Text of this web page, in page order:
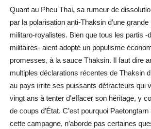
Quant au Pheu Thai, sa rumeur de
par la polarisation anti-Thaksin d’une grande
militaro-royalistes. Bien que tous les partis -
militaires- aient adopté un populisme
promesses, à la sauce Thaksin. Il faut dire
multiples déclarations récentes de Thaksin
au pays irrite ses puissants détracteurs qui
vingt ans à tenter d’effacer son héritage, y
de coups d’État. C’est pourquoi
cette campagne, n’aborde pas certaines